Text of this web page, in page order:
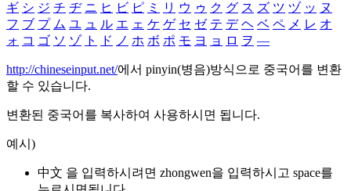
ギ シ ジ チ ヂ ニ ヒ ビ ピ ミ リ ウ ゥ ク グ ス ズ ツ ヅ ッ ヌ
フ ブ プ ム ユ ュ ル エ ェ ケ ゲ セ ゼ テ デ ヘ ベ ペ メ レ オ
ォ コ ゴ ソ ゾ ト ド ノ ホ ボ ポ モ ヨ ョ ロ ヲ ―
http://chineseinput.net/에서 pinyin(병음)방식으로 중국어를 변환
할 수 있습니다.
변환된 중국어를 복사하여 사용하시면 됩니다.
예시)
中文 을 입력하시려면 zhongwen을 입력하시고 space를